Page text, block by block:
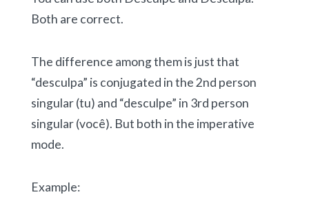
Both are correct.
The difference among them is just that
“desculpa” is conjugated in the 2nd person
singular (tu) and “desculpe” in 3rd person
singular (você). But both in the imperative
mode.
Example: